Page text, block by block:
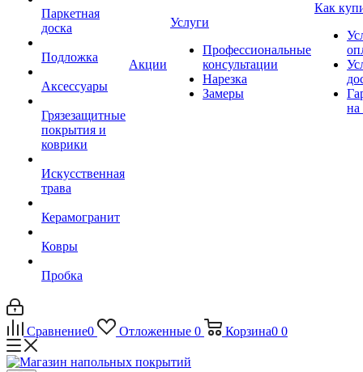
Паркетная
доска
Подложка
Аксессуары
Грязезащитные
покрытия и
коврики
Искусственная
трава
Керамогранит
Ковры
Пробка
Акции
Услуги
Профессиональные
консультации
Нарезка
Замеры
Как
на
Сравнение0 Отложенные 0 Корзина0 0